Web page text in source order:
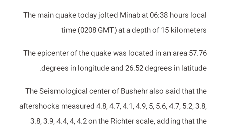
The main quake today jolted Minab at 06:38 hours local
time (0208 GMT) at a depth of 15 kilometers
The epicenter of the quake was located in an area 57.76
degrees in longitude and 26.52 degrees in latitude.
The Seismological center of Bushehr also said that the
aftershocks measured 4.8, 4.7, 4.1, 4.9, 5, 5.6, 4.7, 5.2, 3.8,
3.8, 3.9, 4.4, 4, 4.2 on the Richter scale, adding that the